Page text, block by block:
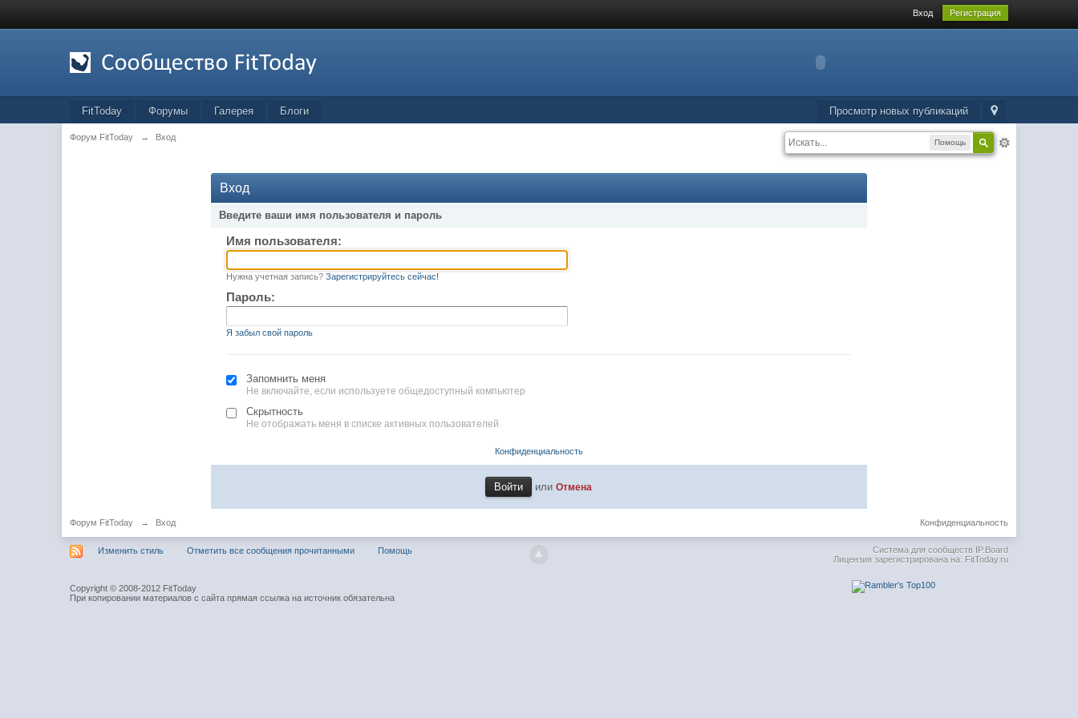
Вход Регистрация
Просмотр новых публикаций
FitToday Форумы Галерея Блоги
Форум FitToday → Вход
Помощь
Вход
Введите ваши имя пользователя и пароль
Имя пользователя:
Нужна учетная запись? Зарегистрируйтесь сейчас!
Пароль:
Я забыл свой пароль
Запомнить меня
Не включайте, если используете общедоступный компьютер
Скрытность
Не отображать меня в списке активных пользователей
Конфиденциальность
илиОтмена
Форум FitToday → Вход Конфиденциальность
Изменить стиль Отметить все сообщения прочитанными Помощь Система для сообществ IP.Board
Лицензия зарегистрирована на: FitToday.ru
Copyright © 2008-2012 FitToday
При копировании материалов с сайта прямая ссылка на источник обязательна